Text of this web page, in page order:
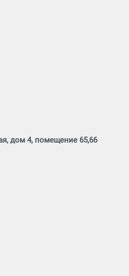
дом 4, помещение 65,66